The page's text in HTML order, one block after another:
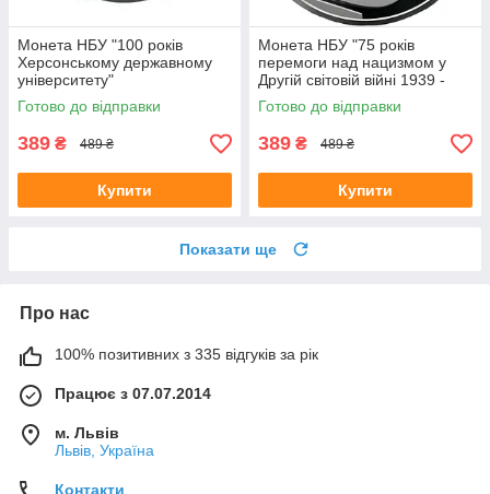
Монета НБУ "100 років
Херсонському державному
університету"
Готово до відправки
389 ₴ 489 ₴
Купити
Монета НБУ "75 років
перемоги над нацизмом у
Другій світовій війні 1939 -
1945 років"
Готово до відправки
389 ₴ 489 ₴
Купити
Показати ще
Про нас
100% позитивних з 335 відгуків за рік
Працює з 07.07.2014
м. Львів
Львів, Україна
Контакти